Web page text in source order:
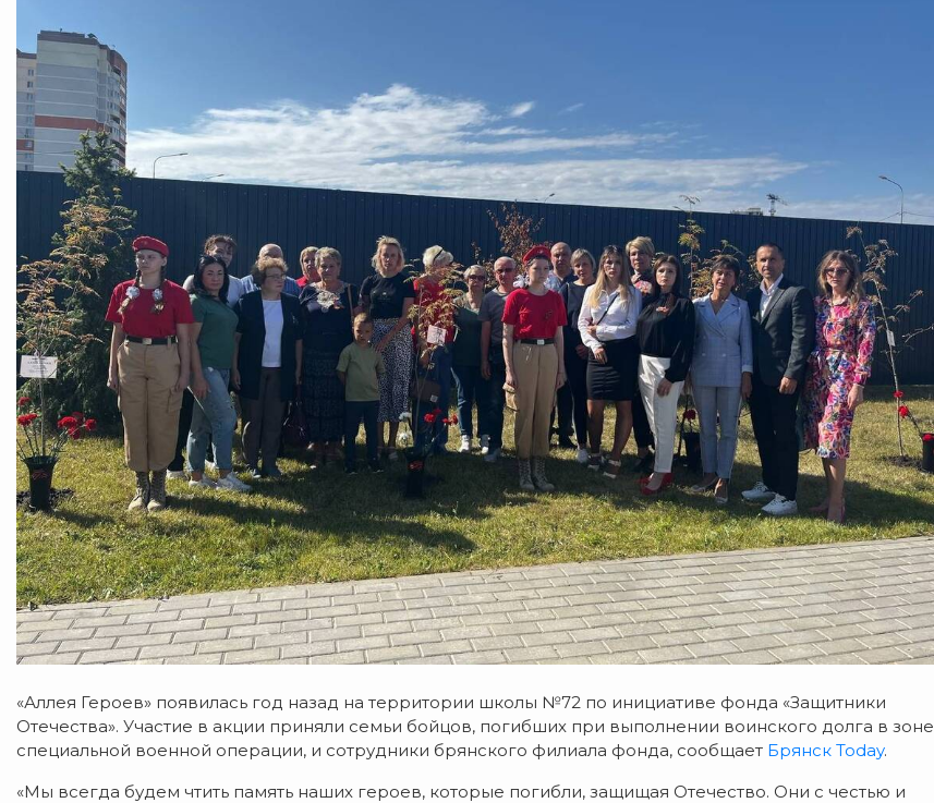
«Аллея Героев» появилась год назад на территории школы №72 по инициативе фонда «Защитники
Отечества». Участие в акции приняли семьи бойцов, погибших при выполнении воинского долга в зоне
специальной военной операции, и сотрудники брянского филиала фонда, сообщает Брянск Today.
«Мы всегда будем чтить память наших героев, которые погибли, защищая Отечество. Они с честью и